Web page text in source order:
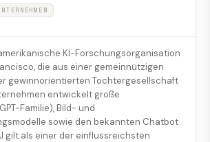
KI-Forschungsorganisation
die aus einer gemeinnützigen
gewinnorientierten Tochtergesellschaft
entwickelt große
Familie), Bild- und
sowie den bekannten Chatbot
gilt als einer der einflussreichsten